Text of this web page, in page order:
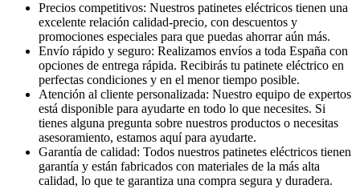
Precios competitivos: Nuestros patinetes eléctricos tienen una
excelente relación calidad-precio, con descuentos y
promociones especiales para que puedas ahorrar aún más.
Envío rápido y seguro: Realizamos envíos a toda España con
opciones de entrega rápida. Recibirás tu patinete eléctrico en
perfectas condiciones y en el menor tiempo posible.
Atención al cliente personalizada: Nuestro equipo de expertos
está disponible para ayudarte en todo lo que necesites. Si
tienes alguna pregunta sobre nuestros productos o necesitas
asesoramiento, estamos aquí para ayudarte.
Garantía de calidad: Todos nuestros patinetes eléctricos tienen
garantía y están fabricados con materiales de la más alta
calidad, lo que te garantiza una compra segura y duradera.